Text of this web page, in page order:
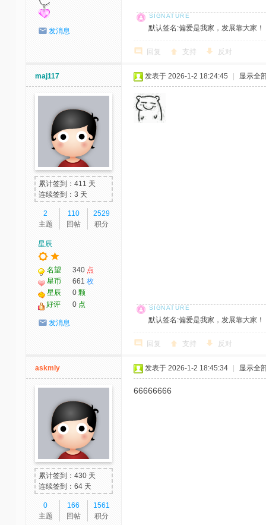
发消息 默认签名:偏爱是我家，发展靠大家
回复 支持 反对
maj117
累计签到：411 天
连续签到：3 天
2
主题
110
回帖
2529
积分
星辰
名望 340 点
星币
661 枚
星辰
0 颗
好评
0 点
发消息
发表于 2026-1-2 18:24:45 显示全
默认签名:偏爱是我家，发展靠大家
回复 支持 反对
askmly
累计签到：430 天
连续签到：64 天
0
主题
166
回帖
1561
积分
发表于 2026-1-2 18:45:34 显示全
66666666